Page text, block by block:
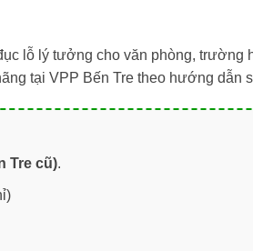
lỗ lý tưởng cho văn phòng,
tại VPP Bến Tre theo hướng dẫn
Tre cũ).